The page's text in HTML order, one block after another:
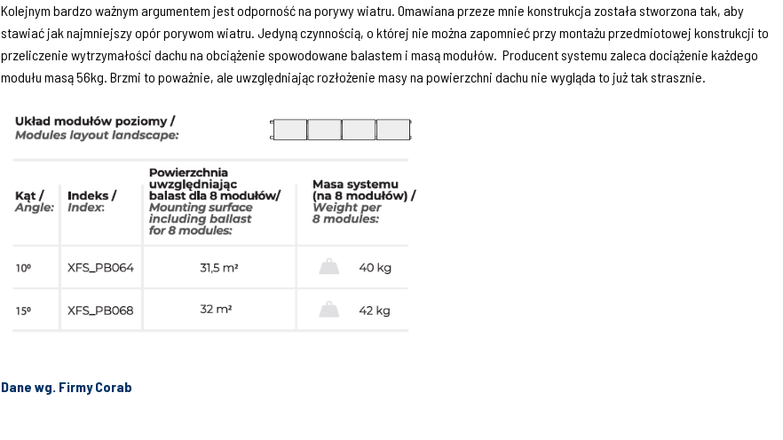
Kolejnym bardzo ważnym argumentem jest odporność na porywy wiatru. Omawiana przeze mnie konstrukcja została stworzona tak, aby
stawiać jak najmniejszy opór porywom wiatru. Jedyną czynnością, o której nie można zapomnieć przy montażu przedmiotowej konstrukcji to
przeliczenie wytrzymałości dachu na obciążenie spowodowane balastem i masą modułów. Producent systemu zaleca dociążenie każdego
modułu masą 56kg. Brzmi to poważnie, ale uwzględniając rozłożenie masy na powierzchni dachu nie wygląda to już tak strasznie.
Dane wg. Firmy Corab